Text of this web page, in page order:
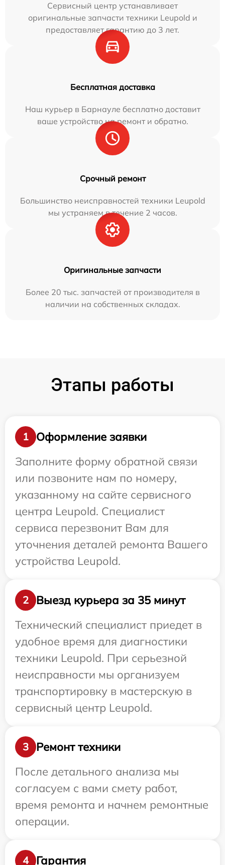
Сервисный центр устанавливает
оригинальные запчасти техники Leupold и
предоставляет гарантию до 3 лет.
Бесплатная доставка
Наш курьер в Барнауле бесплатно доставит
ваше устройство на ремонт и обратно.
Срочный ремонт
Большинство неисправностей техники Leupold
мы устраняем в течение 2 часов.
Оригинальные запчасти
Более 20 тыс. запчастей от производителя в
наличии на собственных складах.
Этапы работы
1
Оформление заявки
Заполните форму обратной связи
или позвоните нам по номеру,
указанному на сайте сервисного
центра Leupold. Специалист
сервиса перезвонит Вам для
уточнения деталей ремонта Вашего
устройства Leupold.
2
Выезд курьера за 35 минут
Технический специалист приедет в
удобное время для диагностики
техники Leupold. При серьезной
неисправности мы организуем
транспортировку в мастерскую в
сервисный центр Leupold.
3
Ремонт техники
После детального анализа мы
согласуем с вами смету работ,
время ремонта и начнем ремонтные
операции.
4 Гарантия